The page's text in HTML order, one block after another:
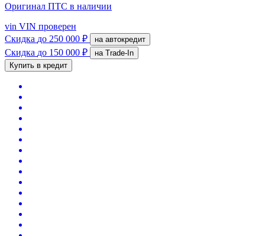
Оригинал ПТС в наличии
vin VIN проверен
Скидка до 250 000 ₽ на автокредит
Скидка до 150 000 ₽
на Trade-In
Купить в кредит